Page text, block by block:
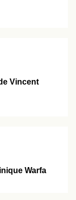
Vincent
Warfa